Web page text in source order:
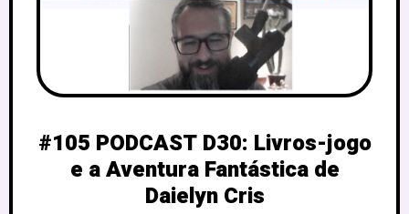
#105 PODCAST D30: Livros-jogo
e a Aventura Fantástica de
Daielyn Cris